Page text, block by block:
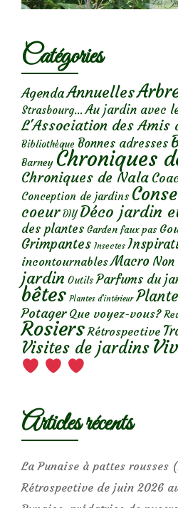
Catégories
AgendaAnnuelles
Strasbourg... Au jardin avec
L'Association des Amis
Bibliothèque Bonnes adresses
Barney Chroniques
Chroniques de Nala
Conception de jardins
coeur DIY Déco jardin
des plantes Garden faux pas
Grimpantes Insectes
incontournables Macro Non
jardin Outils Parfums du
bêtes Plantes d’intérieur
Potager Que voyez-vous?
Rosiers Rétrospective
Visites de jardins
Articles récents
La Punaise à pattes rousses
Rétrospective de juin 2026